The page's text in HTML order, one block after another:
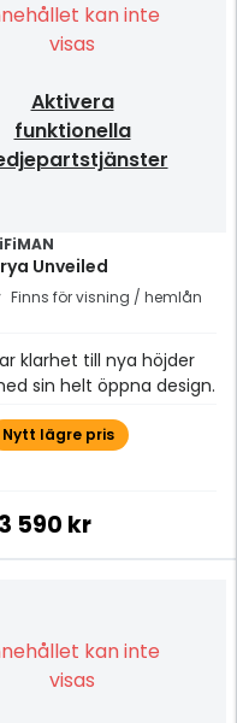
kan inte
visas
Aktivera
funktionella
Unveiled
Finns för visning / hemlån
klarhet till nya höjder
sin helt öppna design.
Nytt lägre pris
590 kr
kan inte
visas